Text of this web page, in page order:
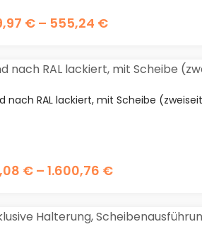
€ – 555,24 €
RAL lackiert, mit Scheibe
€ – 1.600,76 €